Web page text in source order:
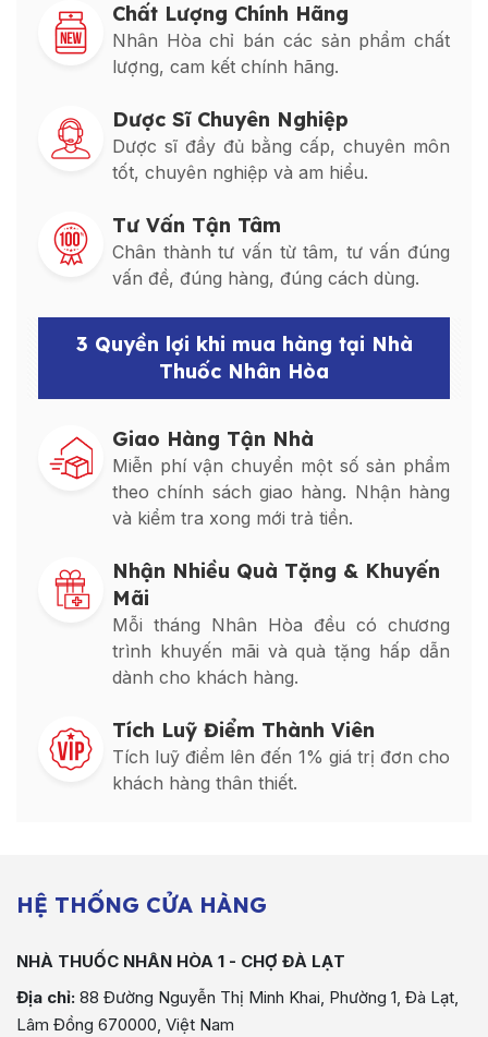
Chất Lượng Chính Hãng
Nhân Hòa chỉ bán các sản phẩm chất
lượng, cam kết chính hãng.
Dược Sĩ Chuyên Nghiệp
Dược sĩ đầy đủ bằng cấp, chuyên môn
tốt, chuyên nghiệp và am hiểu.
Tư Vấn Tận Tâm
Chân thành tư vấn từ tâm, tư vấn đúng
vấn đề, đúng hàng, đúng cách dùng.
3 Quyền lợi khi mua hàng tại Nhà
Thuốc Nhân Hòa
Giao Hàng Tận Nhà
Miễn phí vận chuyển một số sản phẩm
theo chính sách giao hàng. Nhận hàng
và kiểm tra xong mới trả tiền.
Nhận Nhiều Quà Tặng & Khuyến
Mãi
Mỗi tháng Nhân Hòa đều có chương
trình khuyến mãi và quà tặng hấp dẫn
dành cho khách hàng.
Tích Luỹ Điểm Thành Viên
Tích luỹ điểm lên đến 1% giá trị đơn cho
khách hàng thân thiết.
HỆ THỐNG CỬA HÀNG
NHÀ THUỐC NHÂN HÒA 1 - CHỢ ĐÀ LẠT
Địa chỉ: 88 Đường Nguyễn Thị Minh Khai, Phường 1, Đà Lạt,
Lâm Đồng 670000, Việt Nam